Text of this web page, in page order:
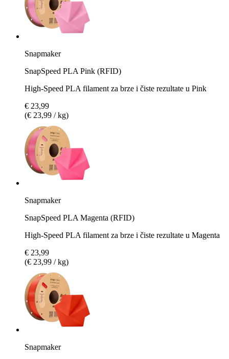
Snapmaker
SnapSpeed PLA Pink (RFID)
High-Speed PLA filament za brze i čiste rezultate u Pink
€ 23,99
(€ 23,99 / kg)
Snapmaker
SnapSpeed PLA Magenta (RFID)
High-Speed PLA filament za brze i čiste rezultate u Magenta
€ 23,99
(€ 23,99 / kg)
Snapmaker